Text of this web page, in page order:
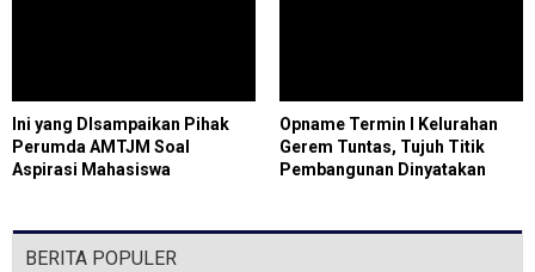
Ini yang DIsampaikan Pihak
Perumda AMTJM Soal
Aspirasi Mahasiswa
Opname Termin I Kelurahan
Gerem Tuntas, Tujuh Titik
Pembangunan Dinyatakan
BERITA POPULER